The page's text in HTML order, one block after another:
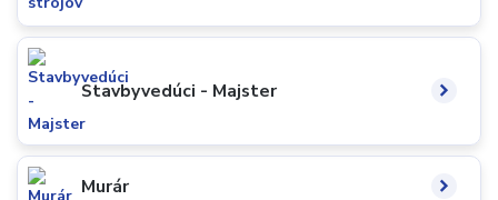
Stavbyvedúci - Majster
Murár